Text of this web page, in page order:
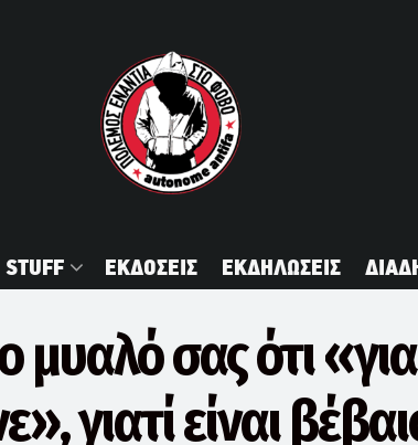
STUFF ΕΚΔΟΣΕΙΣ ΕΚΔΗΛΩΣΕΙΣ
μυαλό σας ότι
γιατί είναι